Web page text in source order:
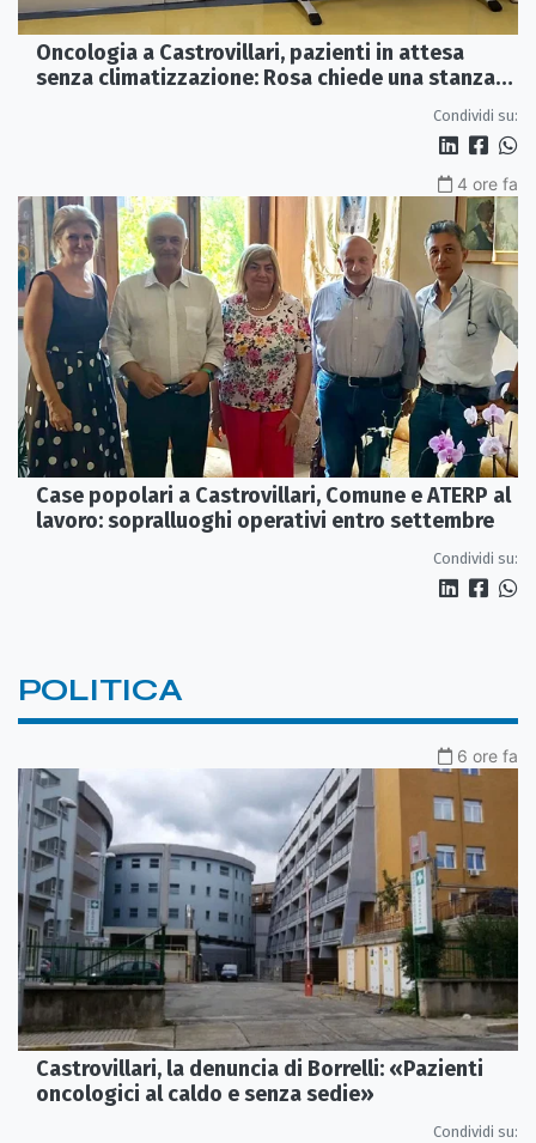
Oncologia a Castrovillari, pazienti in attesa
senza climatizzazione: Rosa chiede una stanza
Condividi su:
4 ore fa
Case popolari a Castrovillari, Comune e ATERP al
lavoro: sopralluoghi operativi entro settembre
Condividi su:
POLITICA
6 ore fa
Castrovillari, la denuncia di Borrelli: «Pazienti
oncologici al caldo e senza sedie»
Condividi su: